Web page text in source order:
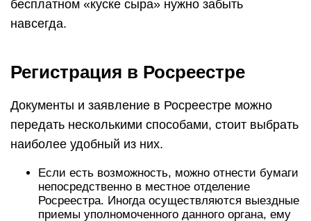
бесплатном «куске сыра» нужно забыть
навсегда.
Регистрация в Росреестре
Документы и заявление в Росреестре можно
передать несколькими способами, стоит выбрать
наиболее удобный из них.
Если есть возможность, можно отнести бумаги
непосредственно в местное отделение
Росреестра. Иногда осуществляются выездные
приемы уполномоченного данного органа, ему